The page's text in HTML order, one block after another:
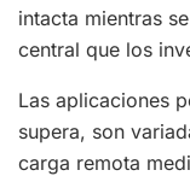
intacta mientras
central que los
Las aplicaciones
supera, son
carga remota